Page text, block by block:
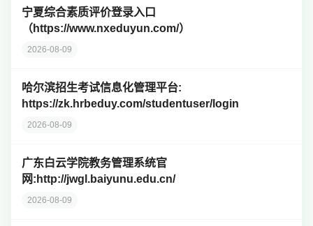
宁夏综合素质评价登录入口
（https://www.nxeduyun.com/）
2026-08-09
哈尔滨招生考试信息化管理平台:
https://zk.hrbeduy.com/studentuser/login
2026-08-09
广东白云学院教务管理系统官
网:http://jwgl.baiyunu.edu.cn/
2026-08-09